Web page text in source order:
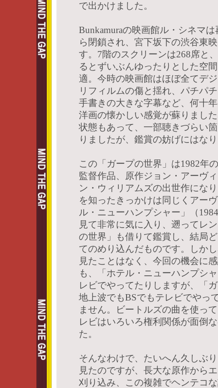
で出かけました。
Bunkamuraの映画館ル・シネマ
ら閉鎖され、宮下坂下の渋谷東
す。7階のスクリーンは268席と
るとずいぶんゆったりとした空
適。今時の映画館はほぼ全てデ
リフィルムの傷と揺れ、パチパ
手書きの大きな字幕など、何十
洋画の懐かしい感覚が蘇りまし
状態もあって、一部聴きづらい
りましたが、鑑賞の妨げにはな
この「ガープの世界」は1982年
監督作品、原作ジョン・アーヴ
ン・ウィリアムズの出世作にな
を知ったきっかけは同じくアー
ル・ニューハンプシャー」（
見て非常に気に入り、遡ってレ
の世界」も借りて鑑賞し、結局
てのめり込んだものです。しか
見たことはなく、今回の機会に
も、「ホテル・ニューハンプシ
レビでやってたりしますが、「
地上波でもBSでもテレビでやっ
ません。ビートルズの曲を使っ
レビはいろいろ権利関係が面倒
た。
そんなわけで、たいへん久しぶ
見たのですが、長大な原作から
刈り込み、この複雑でヘンテコ